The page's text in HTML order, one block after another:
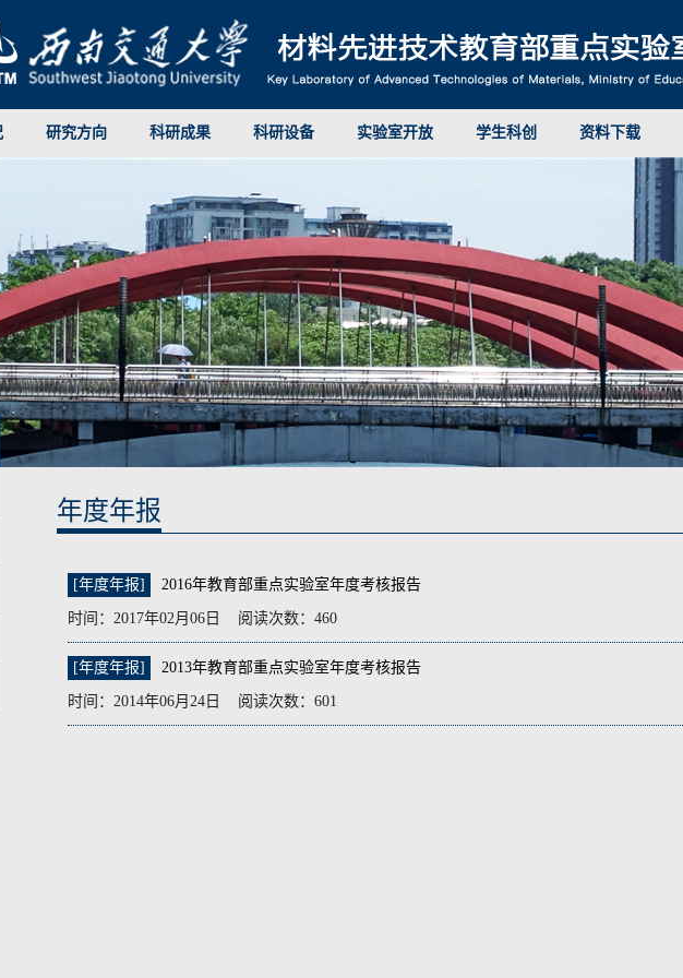
研究方向 科研成果 科研设备 实验室开放 学生科创 资料下载
年度年报
[年度年报] 2016年教育部重点实验室年度考核报告
时间：2017年02月06日 阅读次数： 460
[年度年报] 2013年教育部重点实验室年度考核报告
时间：2014年06月24日 阅读次数： 601